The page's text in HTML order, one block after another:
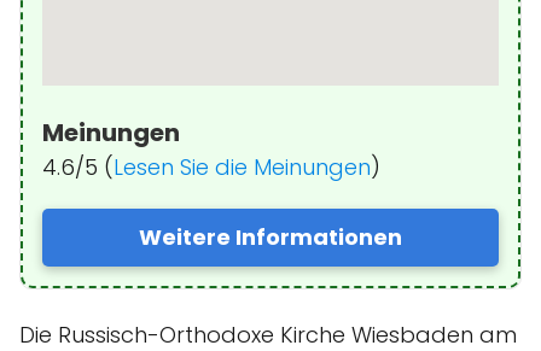
Meinungen
4.6/5 (Lesen Sie die Meinungen)
Weitere Informationen
Die Russisch-Orthodoxe Kirche Wiesbaden am